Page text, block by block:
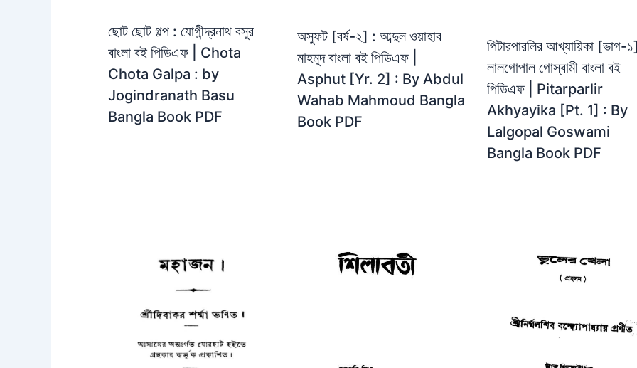
ছোট ছোট গল্প : যোগীন্দ্রনাথ বসুর
বাংলা বই পিডিএফ | Chota
Chota Galpa : by
Jogindranath Basu
Bangla Book PDF
অস্ফুট [বর্ষ-২] : আব্দুল ওয়াহাব
মাহমুদ বাংলা বই পিডিএফ |
Asphut [Yr. 2] : By Abdul
Wahab Mahmoud Bangla
Book PDF
পিটারপারলির আখ্যায়িকা [ভাগ-
লালগোপাল গোস্বামী বাংলা বই
পিডিএফ | Pitarparlir
Akhyayika [Pt. 1] : By
Lalgopal Goswami
Bangla Book PDF